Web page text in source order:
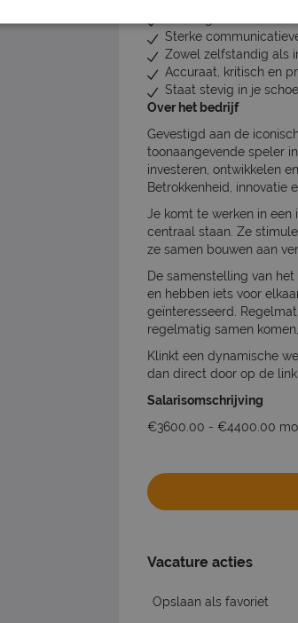
Ervaring met
Sterke
Zowel zelfstandig als
Accuraat, kritisch en
Staat stevig in je
Over het bedrijf
Gevestigd aan de
toonaangevende speler
investeren, ontwikkelen
Betrokkenheid, innovatie
Je komt te werken in
centraal staan. Ze
ze samen bouwen aan
De samenstelling van
en hebben iets voor
geïnteresseerd.
regelmatig samen
Klinkt een dynamische
dan direct door op de
Salarisomschrijving
€3600.00 - €4400.00
Vacature acties
Opslaan als favoriet